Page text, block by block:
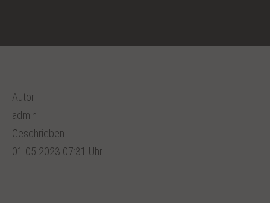
Autor
admin
Geschrieben
01.05.2023 07:31 Uhr